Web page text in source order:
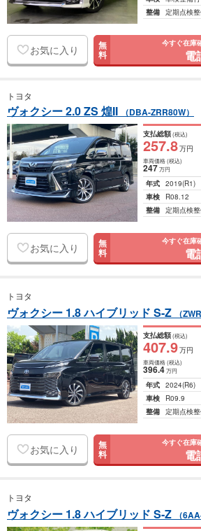
整備 定期点検
お気に入り 無
料
今すぐ在庫
電
トヨタ
ヴォクシー 2.0 ZS 煌II （DBA-ZRR80W）
支払総額(税込)
257.8万円
車両価格(税込)
247万円
年式 2019(R1)
車検
R08.12
整備 定期点検
お気に入り 無
料
今すぐ在庫
電
トヨタ
ヴォクシー 1.8 ハイブリッド S-Z （
支払総額(税込)
407.9万円
車両価格(税込)
396.4万円
年式 2024(R6)
車検
R09.9
整備 定期点検
お気に入り 無
料
今すぐ在庫
電
トヨタ
ヴォクシー 1.8 ハイブリッド S-Z （